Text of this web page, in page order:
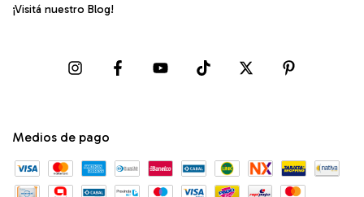
¡Visitá nuestro Blog!
Medios de pago